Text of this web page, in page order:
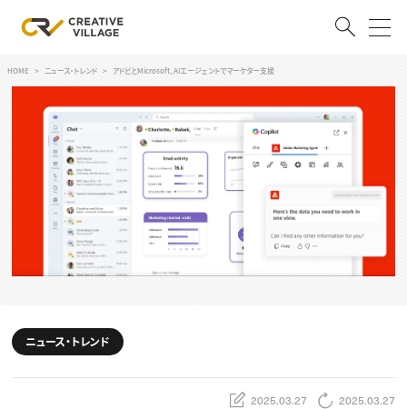
ACCOUNT
ログイン 会員登録
RECRUIT
クリエイター求人を探す
CREATIVE JOB求人検索
特集求人
採用説明会
スキルアップしたい！
デザイン
TOP Creator’s コラム
HOME ニュース・トレンド アドビとMicrosoft、AIエージェントでマーケター支援
ニュース・トレンド
2025.03.27 2025.03.27